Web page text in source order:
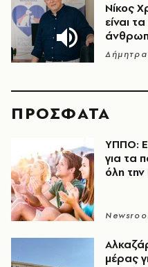
Νίκος
είναι
ΠΡΟΣΦΑΤΑ
ΥΠΠΟ:
για τα
όλη
μέρας